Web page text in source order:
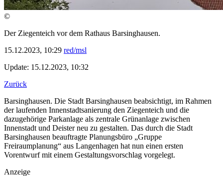
©
Der Ziegenteich vor dem Rathaus Barsinghausen.
15.12.2023, 10:29 red/msl
Update: 15.12.2023, 10:32
Zurück
Barsinghausen. Die Stadt Barsinghausen beabsichtigt, im Rahmen
der laufenden Innenstadtsanierung den Ziegenteich und die
dazugehörige Parkanlage als zentrale Grünanlage zwischen
Innenstadt und Deister neu zu gestalten. Das durch die Stadt
Barsinghausen beauftragte Planungsbüro „Gruppe
Freiraumplanung“ aus Langenhagen hat nun einen ersten
Vorentwurf mit einem Gestaltungsvorschlag vorgelegt.
Anzeige